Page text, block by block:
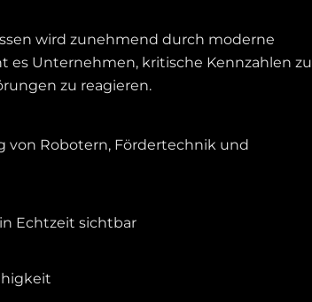
wird zunehmend durch moderne
es Unternehmen, kritische Kennzahlen zu
zu reagieren.
von Robotern, Fördertechnik und
Echtzeit sichtbar